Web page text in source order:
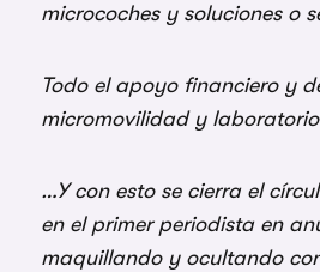
microcoches y soluciones o
Todo el apoyo financiero y
micromovilidad y
…Y con esto se cierra el
en el primer periodista en
maquillando y ocultando